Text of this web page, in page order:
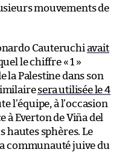
mouvements de
Cauteruchi avait
le chiffre « 1 »
la Palestine dans son
sera utilisée le 4
l’équipe, à l’occasion
à Everton de Viña del
hautes sphères. Le
communauté juive du